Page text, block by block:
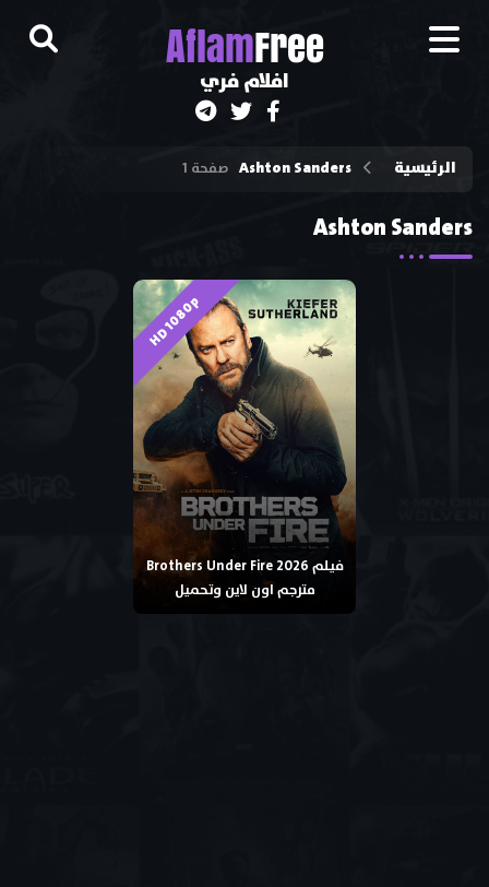
AflamFree
افلام فري
الرئيسية Ashton Sanders صفحة 1
Ashton Sanders
HD 1080p
فيلم Brothers Under Fire 2026
مترجم اون لاين وتحميل